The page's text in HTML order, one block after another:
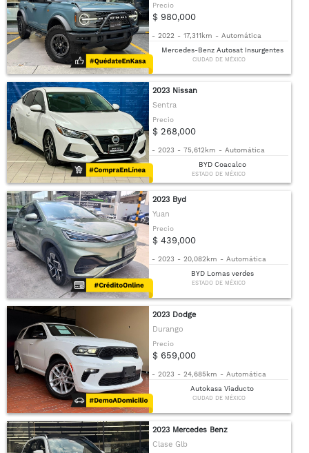
Precio
$ 980,000
- 2022 - 17,311km - Automática
Mercedes-Benz Autosat Insurgentes
CIUDAD DE MÉXICO
2023 Nissan
Sentra
Precio
$ 268,000
- 2023 - 75,612km - Automática
BYD Coacalco
ESTADO DE MÉXICO
2023 Byd
Yuan
Precio
$ 439,000
- 2023 - 20,082km - Automática
BYD Lomas verdes
ESTADO DE MÉXICO
2023 Dodge
Durango
Precio
$ 659,000
- 2023 - 24,685km - Automática
Autokasa Viaducto
CIUDAD DE MÉXICO
2023 Mercedes Benz
Clase Glb